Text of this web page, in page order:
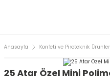
Anasayfa Konfeti ve Piroteknik Ürünler
25 Atar Özel Mini